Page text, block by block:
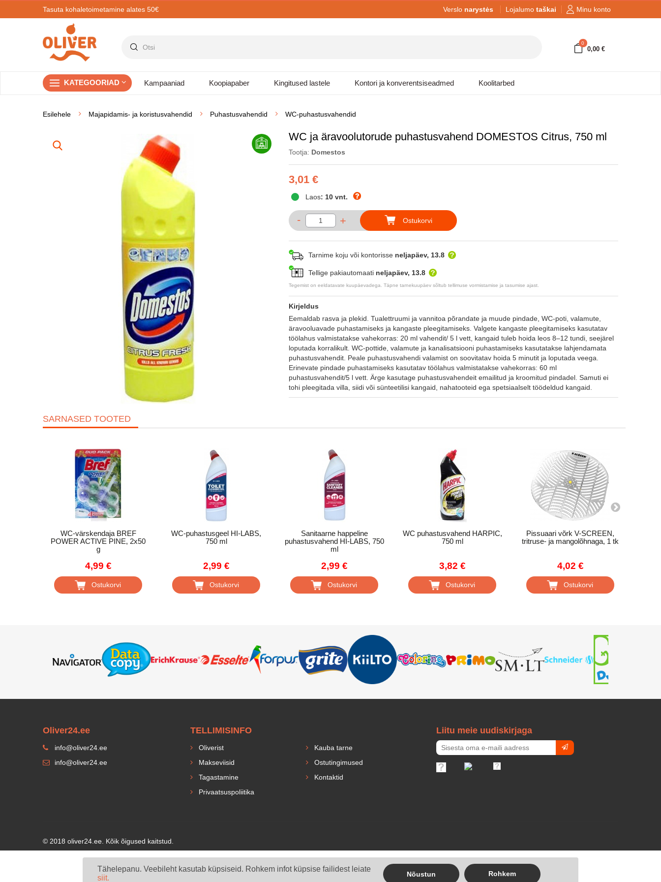
Tasuta kohaletoimetamine alates 50€ Minu konto
Verslo narystės Lojalumo taškai
0
0,00 €
KATEGOORIAD Kampaaniad Koopiapaber Kingitused lastele Kontori ja konverentsiseadmed Koolitarbed
Esilehele Majapidamis- ja koristusvahendid Puhastusvahendid WC-puhastusvahendid
WC ja äravoolutorude puhastusvahend DOMESTOS Citrus, 750 ml
Tootja: Domestos
3,01 €
Laos: 10 vnt.
- + Ostukorvi
Tarnime koju või kontorisse neljapäev, 13.8
Tellige pakiautomaati neljapäev, 13.8
Tegemist on eeldatavate kuupäevadega. Täpne tarnekuupäev sõltub tellimuse vormistamise ja tasumise ajast.
Kirjeldus
Eemaldab rasva ja plekid. Tualettruumi ja vannitoa põrandate ja muude pindade, WC-poti, valamute,
äravooluavade puhastamiseks ja kangaste pleegitamiseks. Valgete kangaste pleegitamiseks kasutatav
töölahus valmistatakse vahekorras: 20 ml vahendit/ 5 l vett, kangaid tuleb hoida leos 8–12 tundi, seejärel
loputada korralikult. WC-pottide, valamute ja kanalisatsiooni puhastamiseks kasutatakse lahjendamata
puhastusvahendit. Peale puhastusvahendi valamist on soovitatav hoida 5 minutit ja loputada veega.
Erinevate pindade puhastamiseks kasutatav töölahus valmistatakse vahekorras: 60 ml
puhastusvahendit/5 l vett. Ärge kasutage puhastusvahendeit emailitud ja kroomitud pindadel. Samuti ei
tohi pleegitada villa, siidi või sünteetilisi kangaid, nahatooteid ega spetsiaalselt töödeldud kangaid.
SARNASED TOOTED
WC-värskendaja BREF
POWER ACTIVE PINE, 2x50
g
4,99 €
Ostukorvi
WC-puhastusgeel HI-LABS,
750 ml
2,99 €
Ostukorvi
Sanitaarne happeline
puhastusvahend HI-LABS, 750
ml
2,99 €
Ostukorvi
WC puhastusvahend HARPIC,
750 ml
3,82 €
Ostukorvi
Pissuaari võrk V-SCREEN,
tritruse- ja mangolõhnaga, 1 tk
4,02 €
Ostukorvi
Oliver24.ee
info@oliver24.ee
info@oliver24.ee
TELLIMISINFO
Oliverist
Kauba tarne
Makseviisid
Ostutingimused
Tagastamine
Kontaktid
Privaatsuspoliitika
Liitu meie uudiskirjaga
© 2018 oliver24.ee. Kõik õigused kaitstud.
Tähelepanu. Veebileht kasutab küpsiseid. Rohkem infot küpsise failidest leiate
siit.
Nõustun Rohkem